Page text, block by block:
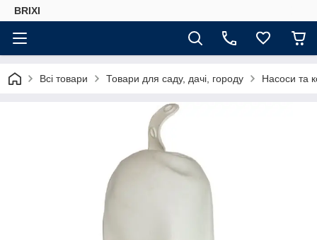
BRIXI
Всі товари Товари для саду, дачі, городу Насоси та